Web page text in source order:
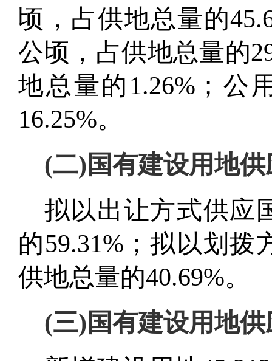
顷， 占供地总量的
公顷， 占供地总量的
地总量的 1.26% ； 公
16.25%。
(二)国有建设用地
拟以出让方式供应
的59.31% ； 拟以划拨
供地总量的40.69%。
(三)国有建设用地